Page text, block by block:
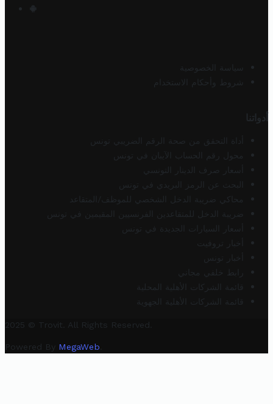
سياسة الخصوصية
شروط وأحكام الاستخدام
أدواتنا
أداة التحقق من صحة الرقم الضريبي تونس
محول رقم الحساب الآيبان في تونس
أسعار صرف الدينار التونسي
البحث عن الرمز البريدي في تونس
محاكي ضريبة الدخل الشخصي للموظف/المتقاعد
ضريبة الدخل للمتقاعدين الفرنسيين المقيمين في تونس
أسعار السيارات الجديدة في تونس
أخبار تروفيت
أخبار تونس
رابط خلفي مجاني
قائمة الشركات الأهلية المحلية
قائمة الشركات الأهلية الجهوية
2025 © Trovit. All Rights Reserved.
Powered By MegaWeb